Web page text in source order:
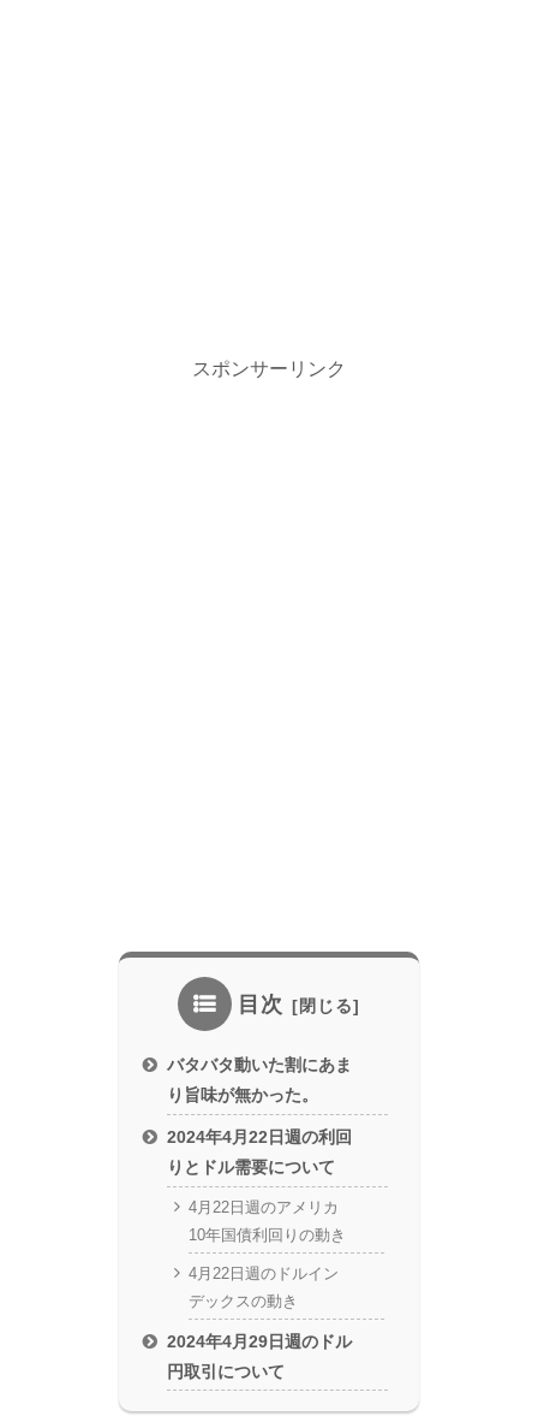
スポンサーリンク
目次
バタバタ動いた割にあま
り旨味が無かった。
2024年4月22日週の利回
りとドル需要について
4月22日週のアメリカ
10年国債利回りの動き
4月22日週のドルイン
デックスの動き
2024年4月29日週のドル
円取引について